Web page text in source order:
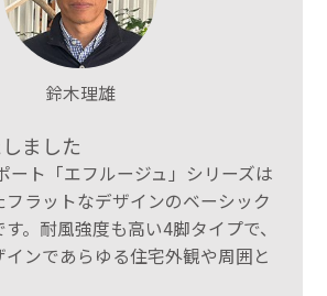
鈴木理雄
ました
ート「エフルージュ」シリーズは
フラットなデザインのベーシック
。耐風強度も高い4脚タイプで、
ンであらゆる住宅外観や周囲と